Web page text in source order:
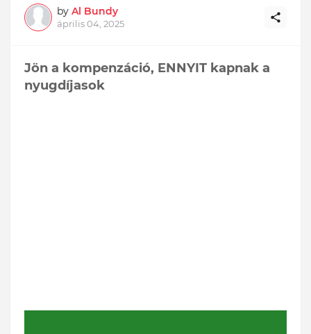
by Al Bundy
április 04, 2025
Jön a kompenzáció, ENNYIT kapnak a
nyugdíjasok